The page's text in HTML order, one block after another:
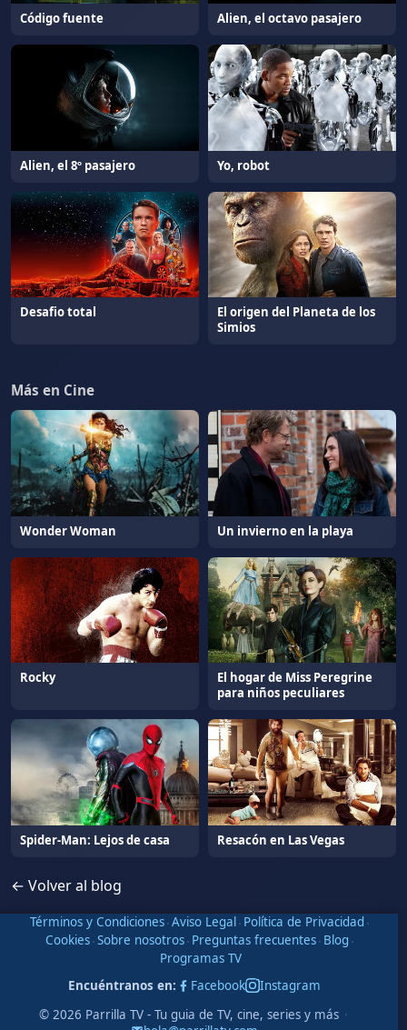
Código fuente Alien, el octavo pasajero
Alien, el 8º pasajero Yo, robot
Desafio total
El origen del Planeta de los
Simios
Más en Cine
Wonder Woman Un invierno en la playa
Rocky
El hogar de Miss Peregrine
para niños peculiares
Spider-Man: Lejos de casa Resacón en Las Vegas
← Volver al blog
Términos y Condiciones·Aviso Legal· Política de Privacidad ·
Cookies·Sobre nosotros· Preguntas frecuentes· Blog ·
Programas TV
Encuéntranos en:
Facebook
Instagram
© 2026 Parrilla TV - Tu guia de TV, cine, series y más ·